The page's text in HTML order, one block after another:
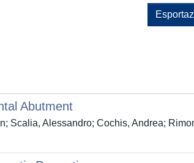
Abutment
Scalia, Alessandro; Cochis, Andrea;